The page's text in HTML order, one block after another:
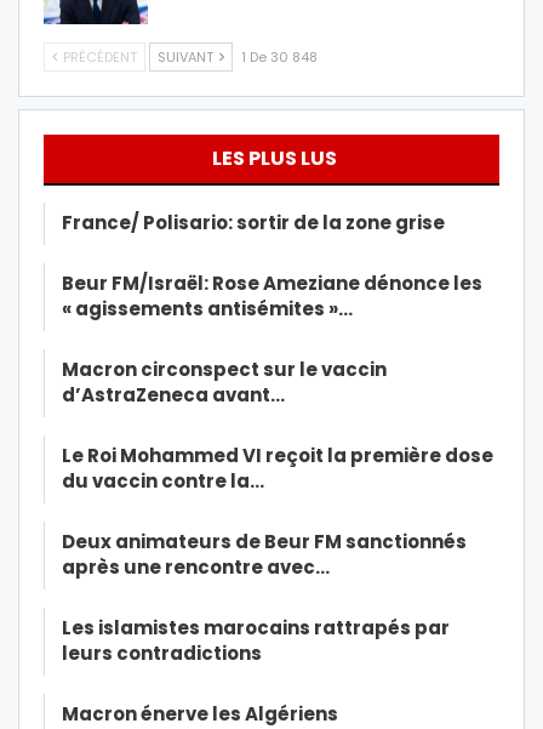
PRÉCÉDENT SUIVANT 1 De 30 848
LES PLUS LUS
France/ Polisario: sortir de la zone grise
Beur FM/Israël: Rose Ameziane dénonce les
« agissements antisémites »…
Macron circonspect sur le vaccin
d’AstraZeneca avant…
Le Roi Mohammed VI reçoit la première dose
du vaccin contre la…
Deux animateurs de Beur FM sanctionnés
après une rencontre avec…
Les islamistes marocains rattrapés par
leurs contradictions
Macron énerve les Algériens